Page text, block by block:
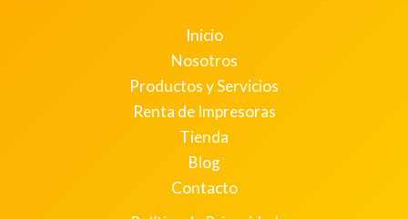
Inicio
Nosotros
Productos y Servicios
Renta de Impresoras
Tienda
Blog
Contacto